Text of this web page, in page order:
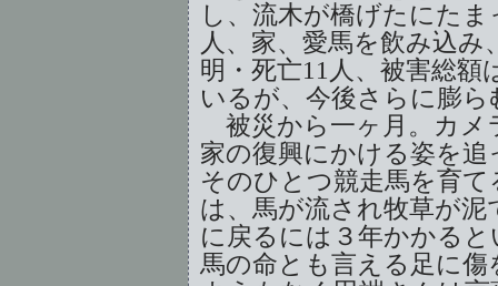
し、流木が橋げたにた
人、家、愛馬を飲み込
明・死亡11人、被害総
いるが、今後さらに膨ら
被災から一ヶ月。カメ
家の復興にかける姿を追
そのひとつ競走馬を育
は、馬が流され牧草が
に戻るには３年かかる
馬の命とも言える足に